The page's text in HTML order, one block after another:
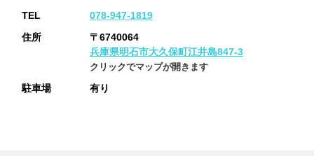
TEL
078-947-1819
住所
〒6740064
兵庫県明石市大久保町江井島847-3
クリックでマップが開きます
駐車場 有り